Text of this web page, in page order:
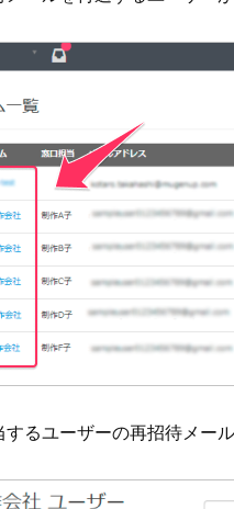
するユーザーの再招待メー